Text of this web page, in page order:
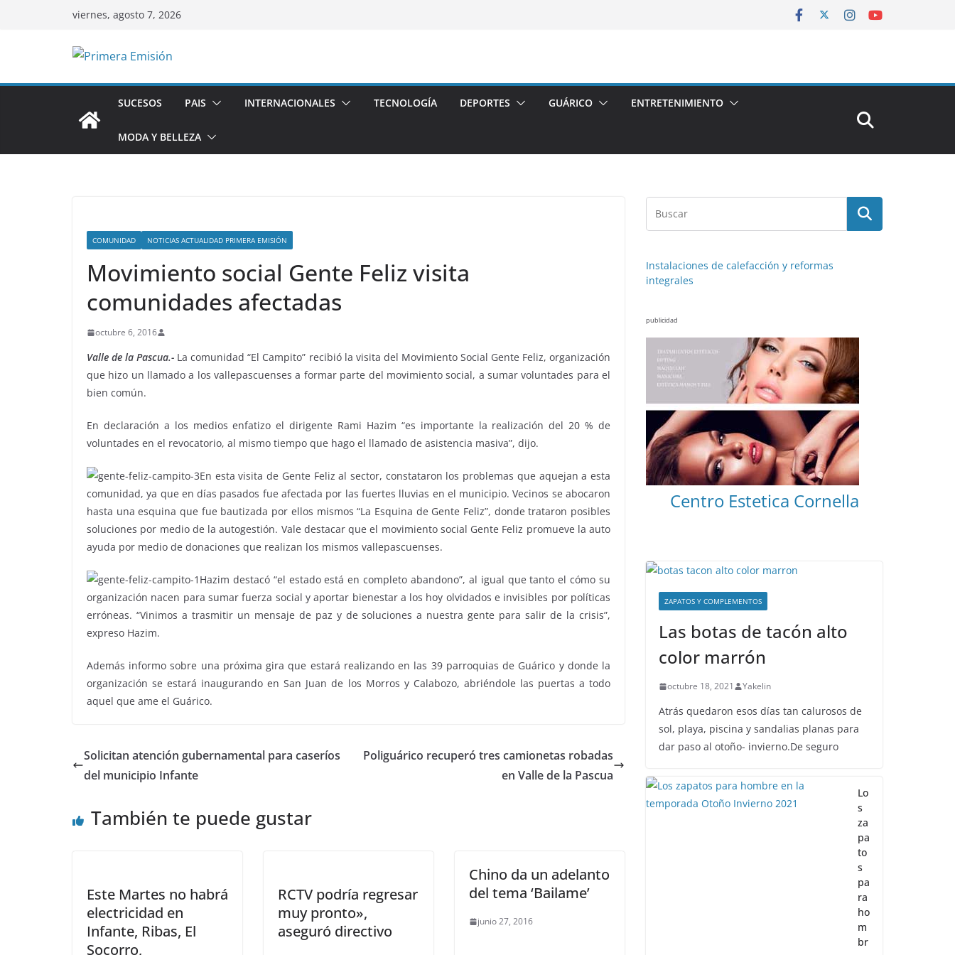
viernes, agosto 7, 2026
SUCESOS PAIS INTERNACIONALES TECNOLOGÍA DEPORTES GUÁRICO ENTRETENIMIENTO
MODA Y BELLEZA
COMUNIDAD NOTICIAS ACTUALIDAD PRIMERA EMISIÓN
Movimiento social Gente Feliz visita
comunidades afectadas
octubre 6, 2016
Valle de la Pascua.- La comunidad “El Campito” recibió la visita del Movimiento Social Gente Feliz, organización
que hizo un llamado a los vallepascuenses a formar parte del movimiento social, a sumar voluntades para el
bien común.
En declaración a los medios enfatizo el dirigente Rami Hazim “es importante la realización del 20 % de
voluntades en el revocatorio, al mismo tiempo que hago el llamado de asistencia masiva”, dijo.
En esta visita de Gente Feliz al sector, constataron los problemas que aquejan a esta
comunidad, ya que en días pasados fue afectada por las fuertes lluvias en el municipio. Vecinos se abocaron
hasta una esquina que fue bautizada por ellos mismos “La Esquina de Gente Feliz”, donde trataron posibles
soluciones por medio de la autogestión. Vale destacar que el movimiento social Gente Feliz promueve la auto
ayuda por medio de donaciones que realizan los mismos vallepascuenses.
Hazim destacó “el estado está en completo abandono”, al igual que tanto el cómo su
organización nacen para sumar fuerza social y aportar bienestar a los hoy olvidados e invisibles por políticas
erróneas. “Vinimos a trasmitir un mensaje de paz y de soluciones a nuestra gente para salir de la crisis”,
expreso Hazim.
Además informo sobre una próxima gira que estará realizando en las 39 parroquias de Guárico y donde la
organización se estará inaugurando en San Juan de los Morros y Calabozo, abriéndole las puertas a todo
aquel que ame el Guárico.
Solicitan atención gubernamental para caseríos
del municipio Infante
Poliguárico recuperó tres camionetas robadas
en Valle de la Pascua
También te puede gustar
Este Martes no habrá
electricidad en
Infante, Ribas, El
Socorro,
RCTV podría regresar
muy pronto»,
aseguró directivo
Chino da un adelanto
del tema ‘Bailame’
junio 27, 2016
Instalaciones de calefacción y reformas
integrales
publicidad
Centro Estetica Cornella
ZAPATOS Y COMPLEMENTOS
Las botas de tacón alto
color marrón
octubre 18, 2021 Yakelin
Atrás quedaron esos días tan calurosos de
sol, playa, piscina y sandalias planas para
dar paso al otoño- invierno.De seguro
Lo
s
za
pa
to
s
pa
ra
ho
m
br